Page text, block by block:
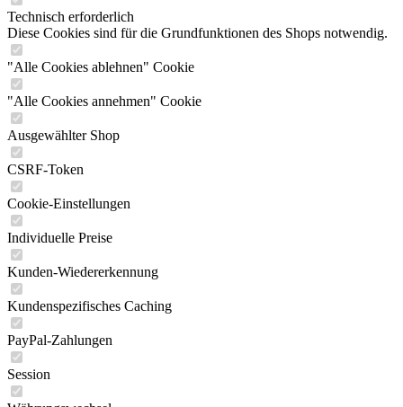
Technisch erforderlich
Diese Cookies sind für die Grundfunktionen des Shops notwendig.
"Alle Cookies ablehnen" Cookie
"Alle Cookies annehmen" Cookie
Ausgewählter Shop
CSRF-Token
Cookie-Einstellungen
Individuelle Preise
Kunden-Wiedererkennung
Kundenspezifisches Caching
PayPal-Zahlungen
Session